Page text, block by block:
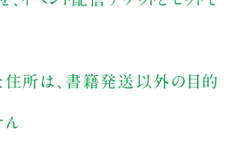
住所は、書籍発送以外の目的
ん